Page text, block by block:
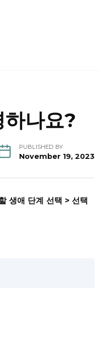
나요?
PUBLISHED BY
November 19, 2023
생애 단계 선택 > 선택